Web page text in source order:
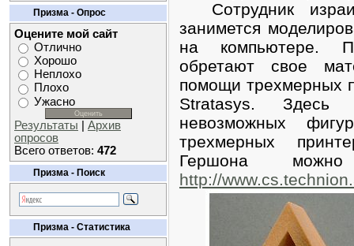
Призма - Опрос
Оцените мой сайт
Отлично
Хорошо
Неплохо
Плохо
Ужасно
Результаты
Архив
опросов
Всего ответов: 472
Призма - Поиск
Призма - Статистика
Сотрудник
занимется
на компьютере.
обретают свое
помощи трехмерных
Stratasys. Здесь
невозможных
трехмерных
Гершона
http://